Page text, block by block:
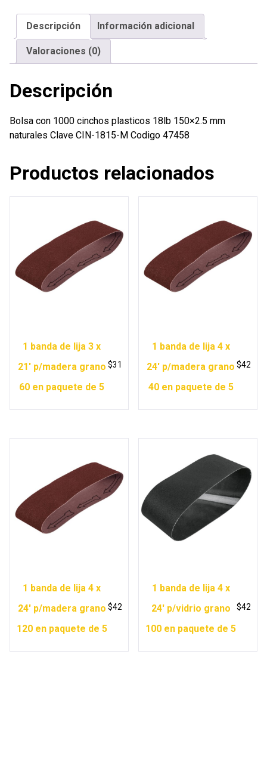
18lb
150x2.5
mm
naturales
Descripción Información adicional
Valoraciones (0)
Descripción
Bolsa con 1000 cinchos plasticos 18lb 150×2.5 mm
naturales Clave CIN-1815-M Codigo 47458
Productos relacionados
1 banda de lija 3 x
21′ p/madera grano
60 en paquete de 5
$31
1 banda de lija 4 x
24′ p/madera grano
40 en paquete de 5
$42
1 banda de lija 4 x
24′ p/madera grano
120 en paquete de 5
$42
1 banda de lija 4 x
24′ p/vidrio grano
100 en paquete de 5
$42